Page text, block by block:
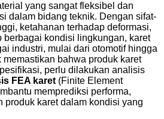
yang sangat fleksibel dan
dalam bidang teknik. Dengan sifat-
ketahanan terhadap deformasi,
berbagai kondisi lingkungan, karet
industri, mulai dari otomotif hingga
bahwa produk karet
perlu dilakukan analisis
FEA karet (Finite Element
memprediksi performa,
produk karet dalam kondisi yang